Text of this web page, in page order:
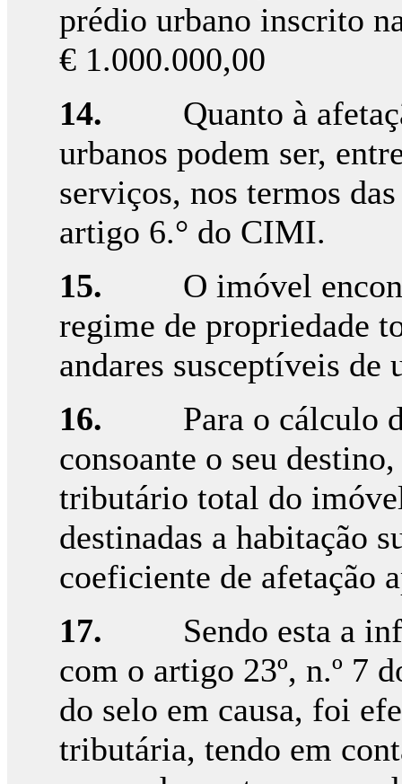
prédio urbano inscrito
€ 1.000.000,00
14. Quanto à
urbanos podem ser,
serviços, nos termos
artigo 6.° do CIMI.
15. O imóvel
regime de propriedade
andares susceptíveis
16. Para o cálculo
consoante o seu
tributário total do
destinadas a habitação
coeficiente de afetação
17. Sendo esta a
com o artigo 23º, n.º 7
do selo em causa, foi
tributária, tendo em